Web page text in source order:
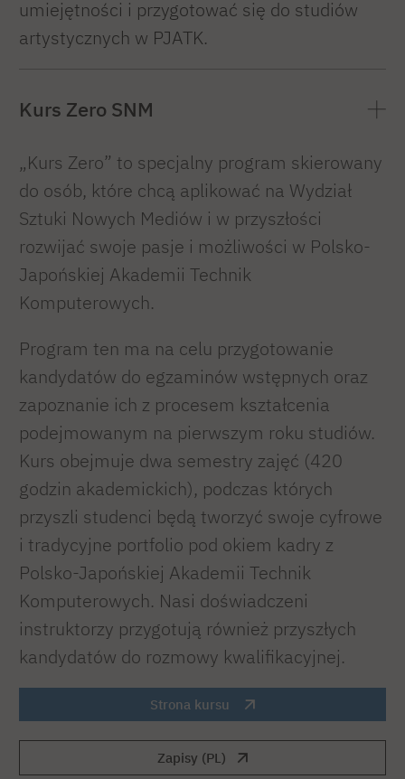
umiejętności i przygotować się do studiów
artystycznych w PJATK.
Kurs Zero SNM
„Kurs Zero” to specjalny program skierowany
do osób, które chcą aplikować na Wydział
Sztuki Nowych Mediów i w przyszłości
rozwijać swoje pasje i możliwości w Polsko-
Japońskiej Akademii Technik
Komputerowych.
Program ten ma na celu przygotowanie
kandydatów do egzaminów wstępnych oraz
zapoznanie ich z procesem kształcenia
podejmowanym na pierwszym roku studiów.
Kurs obejmuje dwa semestry zajęć (420
godzin akademickich), podczas których
przyszli studenci będą tworzyć swoje cyfrowe
i tradycyjne portfolio pod okiem kadry z
Polsko-Japońskiej Akademii Technik
Komputerowych. Nasi doświadczeni
instruktorzy przygotują również przyszłych
kandydatów do rozmowy kwalifikacyjnej.
Strona kursu
Zapisy (PL)